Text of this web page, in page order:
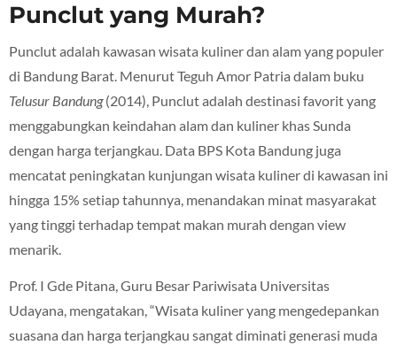
Punclut yang Murah?
Punclut adalah kawasan wisata kuliner dan alam yang populer
di Bandung Barat. Menurut Teguh Amor Patria dalam buku
Telusur Bandung(2014), Punclut adalah destinasi favorit yang
menggabungkan keindahan alam dan kuliner khas Sunda
dengan harga terjangkau. Data BPS Kota Bandung juga
mencatat peningkatan kunjungan wisata kuliner di kawasan ini
hingga 15% setiap tahunnya, menandakan minat masyarakat
yang tinggi terhadap tempat makan murah dengan view
menarik.
Prof. I Gde Pitana, Guru Besar Pariwisata Universitas
Udayana, mengatakan, “Wisata kuliner yang mengedepankan
suasana dan harga terjangkau sangat diminati generasi muda